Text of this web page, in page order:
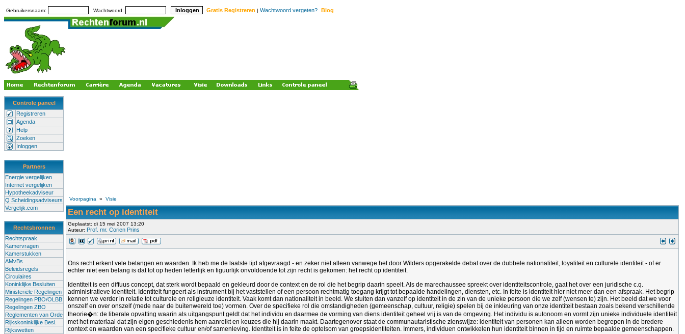
Gebruikersnaam: Wachtwoord: Gratis Registreren | Wachtwoord vergeten? Blog
Controle paneel
Registreren
Agenda
Help
Zoeken
Inloggen
Partners
Energie vergelijken
Internet vergelijken
Hypotheekadviseur
Q Scheidingsadviseurs
Vergelijk.com
Rechtsbronnen
Rechtspraak
Kamervragen
Kamerstukken
AMvBs
Beleidsregels
Circulaires
Koninklijke Besluiten
Ministeriële Regelingen
Regelingen PBO/OLBB
Regelingen ZBO
Reglementen van Orde
Rijkskoninklijke Besl.
Rijkswetten
Voorpagina » Visie
Een recht op identiteit
Geplaatst: di 15 mei 2007 13:20
Auteur: Prof. mr. Corien Prins
Ons recht erkent vele belangen en waarden. Ik heb me de laatste tijd afgevraagd - en zeker niet alleen vanwege het door Wilders opgerakelde debat over de dubbele nationaliteit, loyaliteit en culturele identiteit - of er
echter niet een belang is dat tot op heden letterlijk en figuurlijk onvoldoende tot zijn recht is gekomen: het recht op identiteit.
Identiteit is een diffuus concept, dat sterk wordt bepaald en gekleurd door de context en de rol die het begrip daarin speelt. Als de marechaussee spreekt over identiteitscontrole, gaat het over een juridische c.q.
administratieve identiteit. Identiteit fungeert als instrument bij het vaststellen of een persoon rechtmatig toegang krijgt tot bepaalde handelingen, diensten, etc. In feite is identiteit hier niet meer dan een afspraak. Het begrip
kennen we verder in relatie tot culturele en religieuze identiteit. Vaak komt dan nationaliteit in beeld. We stuiten dan vanzelf op identiteit in de zin van de unieke persoon die we zelf (wensen te) zijn. Het beeld dat we voor
onszelf en over onszelf (mede naar de buitenwereld toe) vormen. Over de specifieke rol die omstandigheden (gemeenschap, cultuur, religie) spelen bij de inkleuring van onze identiteit bestaan zoals bekend verschillende
theorie�n: de liberale opvatting waarin als uitgangspunt geldt dat het individu en daarmee de vorming van diens identiteit geheel vrij is van de omgeving. Het individu is autonoom en vormt zijn unieke individuele identiteit
met het materiaal dat zijn eigen geschiedenis hem aanreikt en keuzes die hij daarin maakt. Daartegenover staat de communautaristische zienswijze: identiteit van personen kan alleen worden begrepen in de bredere
context en waarden van een specifieke cultuur en/of samenleving. Identiteit is in feite de optelsom van groepsidentiteiten. Immers, individuen ontwikkelen hun identiteit binnen in tijd en ruimte bepaalde gemeenschappen.